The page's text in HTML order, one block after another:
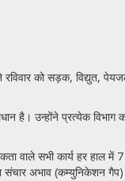
को सड़क, विद्युत,
है। उन्होंने प्रत्येक
वाले सभी कार्य हर
अभाव (कम्युनिकेशन